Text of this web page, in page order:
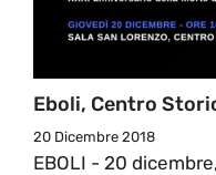
Eboli, Centro
20 Dicembre 2018
EBOLI - 20